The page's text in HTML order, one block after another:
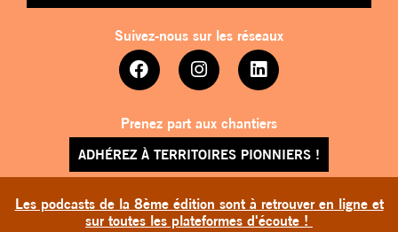
Les podcasts de la 8ème édition sont à retrouver en ligne et
sur toutes les plateformes d'écoute !
Suivez-nous sur les réseaux
Prenez part aux chantiers
ADHÉREZ À TERRITOIRES PIONNIERS !